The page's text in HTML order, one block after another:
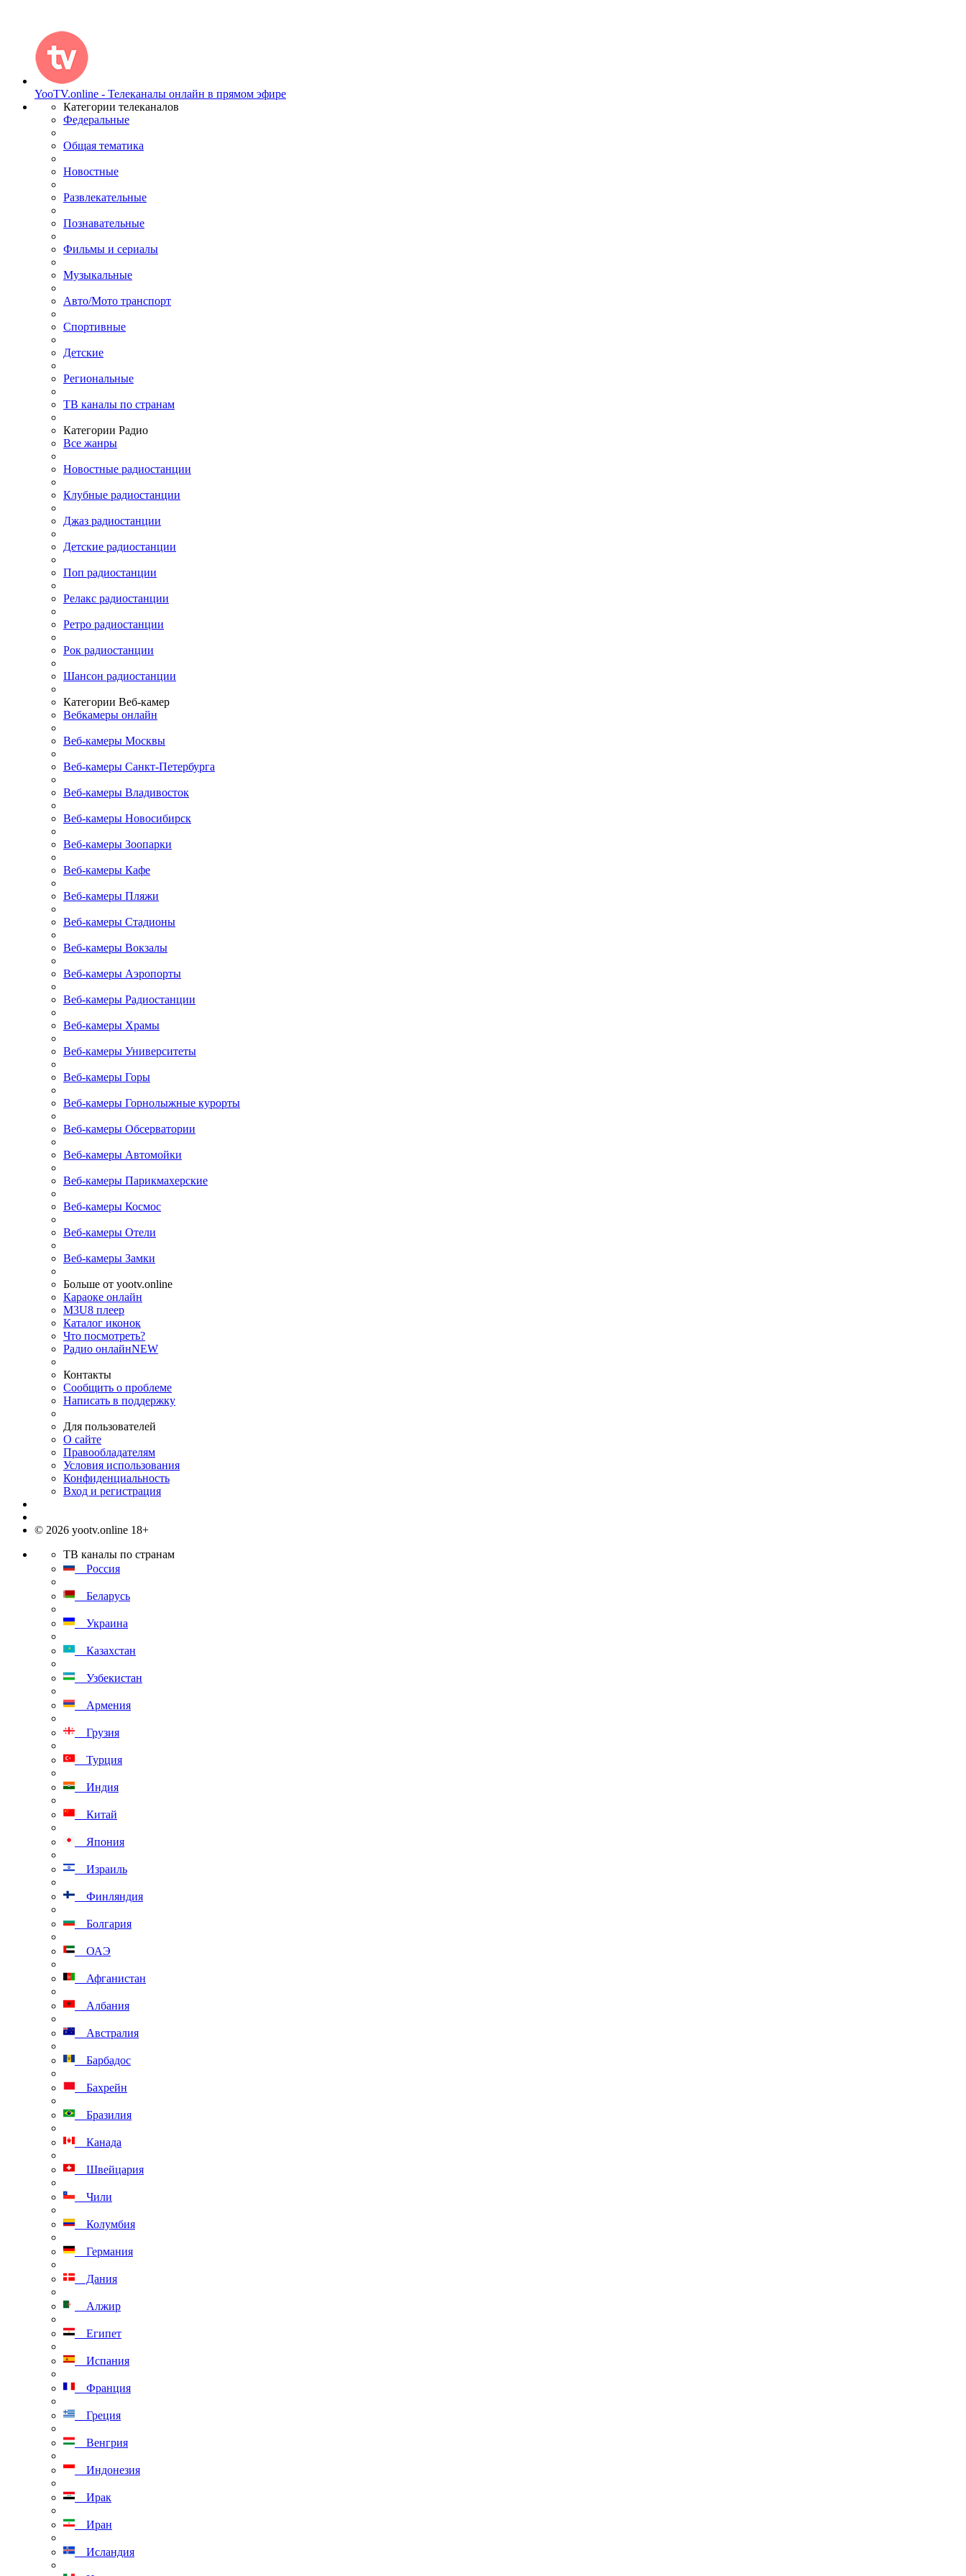
YooTV.online - Телеканалы онлайн в прямом эфире
Категории телеканалов
Федеральные
Общая тематика
Новостные
Развлекательные
Познавательные
Фильмы и сериалы
Музыкальные
Авто/Мото транспорт
Спортивные
Детские
Региональные
ТВ каналы по странам
Категории Радио
Все жанры
Новостные радиостанции
Клубные радиостанции
Джаз радиостанции
Детские радиостанции
Поп радиостанции
Релакс радиостанции
Ретро радиостанции
Рок радиостанции
Шансон радиостанции
Категории Веб-камер
Вебкамеры онлайн
Веб-камеры Москвы
Веб-камеры Санкт-Петербурга
Веб-камеры Владивосток
Веб-камеры Новосибирск
Веб-камеры Зоопарки
Веб-камеры Кафе
Веб-камеры Пляжи
Веб-камеры Стадионы
Веб-камеры Вокзалы
Веб-камеры Аэропорты
Веб-камеры Радиостанции
Веб-камеры Храмы
Веб-камеры Университеты
Веб-камеры Горы
Веб-камеры Горнолыжные курорты
Веб-камеры Обсерватории
Веб-камеры Автомойки
Веб-камеры Парикмахерские
Веб-камеры Космос
Веб-камеры Отели
Веб-камеры Замки
Больше от yootv.online
Караоке онлайн
M3U8 плеер
Каталог иконок
Что посмотреть?
Радио онлайнNEW
Контакты
Сообщить о проблеме
Написать в поддержку
Для пользователей
О сайте
Правообладателям
Условия использования
Конфиденциальность
Вход и регистрация
© 2026 yootv.online 18+
ТВ каналы по странам
Россия
Беларусь
Украина
Казахстан
Узбекистан
Армения
Грузия
Турция
Индия
Китай
Япония
Израиль
Финляндия
Болгария
ОАЭ
Афганистан
Албания
Австралия
Барбадос
Бахрейн
Бразилия
Канада
Швейцария
Чили
Колумбия
Германия
Дания
Алжир
Египет
Испания
Франция
Греция
Венгрия
Индонезия
Ирак
Иран
Исландия